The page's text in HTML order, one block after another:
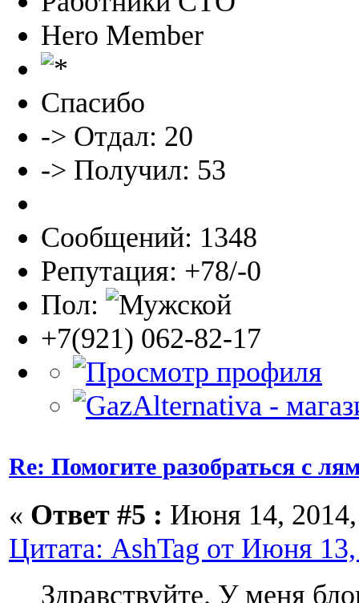
Hero Member
Спасибо
-> Отдал: 20
-> Получил: 53
Сообщений: 1348
Репутация: +78/-0
Пол:
+7(921) 062-82-17
Re: Помогите разобраться с
« Ответ #5 : Июня 14,
Цитата: AshTag от Июня
Здравствуйте. У меня